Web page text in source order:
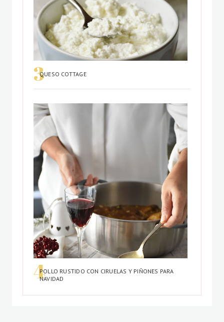
QUESO COTTAGE
POLLO RUSTIDO CON CIRUELAS Y PIÑONES PARA
NAVIDAD